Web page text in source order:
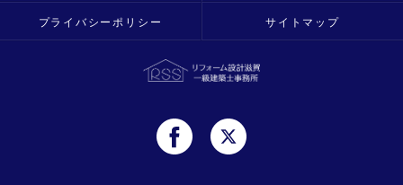
プライバシーポリシー サイトマップ